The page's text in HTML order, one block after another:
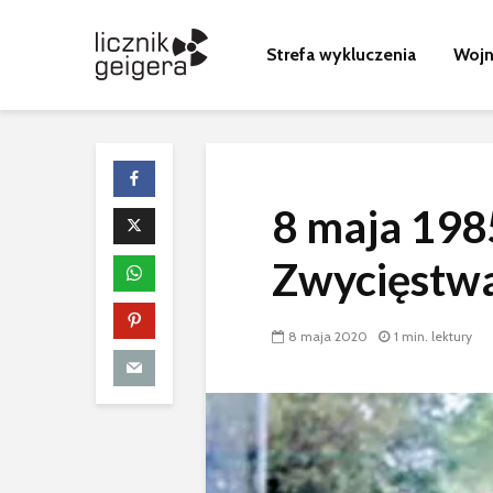
Strefa wykluczenia
8 maja
8 maja 2020 1 min. lektury
Wyścig z
kulisy
awarii
Zmarł
Sławutycza